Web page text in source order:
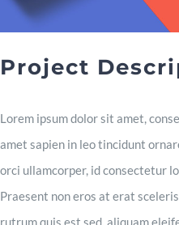
Project
Lorem ipsum dolor sit amet,
amet sapien in leo tincidunt
orci ullamcorper, id consectetur
Praesent non eros at erat
rutrum quis est sed, aliquam